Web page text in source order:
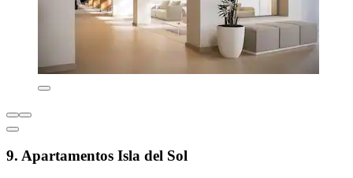
9. Apartamentos Isla del Sol